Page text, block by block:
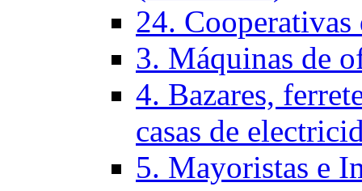
24. Cooperativas
3. Máquinas de
4. Bazares,
casas de
5. Mayoristas e